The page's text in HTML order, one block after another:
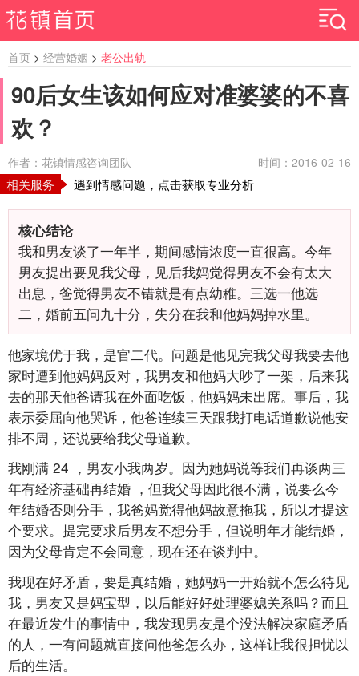
首页 > 经营婚姻 > 老公出轨
90后女生该如何应对准婆婆的不喜
欢？
作者：花镇情感咨询团队 时间：2016-02-16
相关服务 遇到情感问题，点击获取专业分析
核心结论
我和男友谈了一年半，期间感情浓度一直很高。今年
男友提出要见我父母，见后我妈觉得男友不会有太大
出息，爸觉得男友不错就是有点幼稚。三选一他选
二，婚前五问九十分，失分在我和他妈妈掉水里。
他家境优于我，是官二代。问题是他见完我父母我要去他
家时遭到他妈妈反对，我男友和他妈大吵了一架，后来我
去的那天他爸请我在外面吃饭，他妈妈未出席。事后，我
表示委屈向他哭诉，他爸连续三天跟我打电话道歉说他安
排不周，还说要给我父母道歉。
我刚满 24 ，男友小我两岁。因为她妈说等我们再谈两三
年有经济基础再结婚 ，但我父母因此很不满，说要么今
年结婚否则分手，我爸妈觉得他妈故意拖我，所以才提这
个要求。提完要求后男友不想分手，但说明年才能结婚，
因为父母肯定不会同意，现在还在谈判中。
我现在好矛盾，要是真结婚，她妈妈一开始就不怎么待见
我，男友又是妈宝型，以后能好好处理婆媳关系吗？而且
在最近发生的事情中，我发现男友是个没法解决家庭矛盾
的人，一有问题就直接问他爸怎么办，这样让我很担忧以
后的生活。